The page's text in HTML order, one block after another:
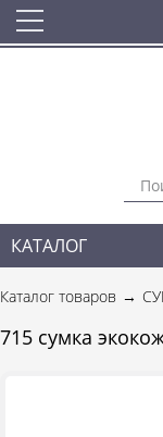
КАТАЛОГ
СУМКИ
ГОРОДСКИЕ
НОВИНКИ
Каталог товаров
715 сумка